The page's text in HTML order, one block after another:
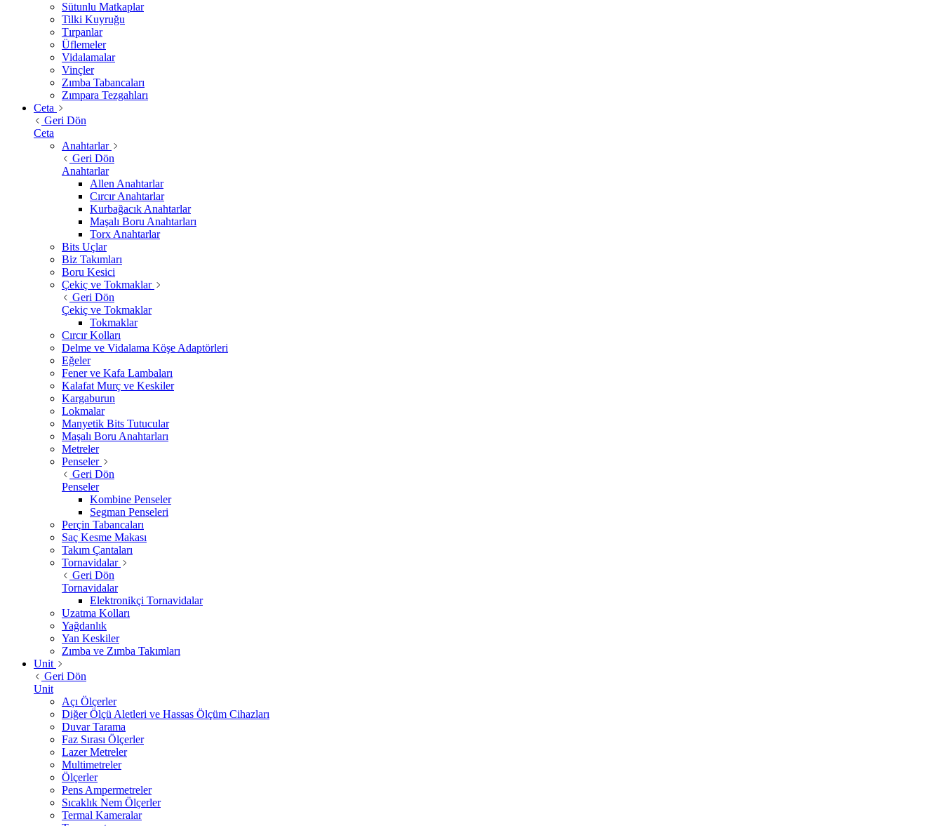
Sütunlu Matkaplar
Tilki Kuyruğu
Tırpanlar
Üflemeler
Vidalamalar
Vinçler
Zımba Tabancaları
Zımpara Tezgahları
Ceta
Geri Dön
Ceta
Anahtarlar
Geri Dön
Anahtarlar
Allen Anahtarlar
Cırcır Anahtarlar
Kurbağacık Anahtarlar
Maşalı Boru Anahtarları
Torx Anahtarlar
Bits Uçlar
Biz Takımları
Boru Kesici
Çekiç ve Tokmaklar
Geri Dön
Çekiç ve Tokmaklar
Tokmaklar
Cırcır Kolları
Delme ve Vidalama Köşe Adaptörleri
Eğeler
Fener ve Kafa Lambaları
Kalafat Murç ve Keskiler
Kargaburun
Lokmalar
Manyetik Bits Tutucular
Maşalı Boru Anahtarları
Metreler
Penseler
Geri Dön
Penseler
Kombine Penseler
Segman Penseleri
Perçin Tabancaları
Saç Kesme Makası
Takım Çantaları
Tornavidalar
Geri Dön
Tornavidalar
Elektronikçi Tornavidalar
Uzatma Kolları
Yağdanlık
Yan Keskiler
Zımba ve Zımba Takımları
Unit
Geri Dön
Unit
Açı Ölçerler
Diğer Ölçü Aletleri ve Hassas Ölçüm Cihazları
Duvar Tarama
Faz Sırası Ölçerler
Lazer Metreler
Multimetreler
Ölçerler
Pens Ampermetreler
Sıcaklık Nem Ölçerler
Termal Kameralar